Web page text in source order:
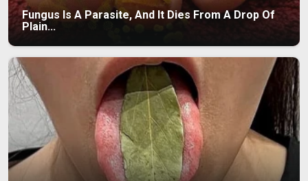
Fungus Is A Parasite, And It Dies From A Drop Of
Plain...